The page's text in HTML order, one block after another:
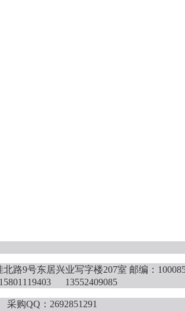
路9号东居兴业写字楼207室 邮编：
15801119403 13552409085
采购QQ：2692851291